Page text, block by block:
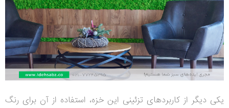
یکی دیگر از کاربردهای تزئینی این خزه، استفاده از آن برای رنگ